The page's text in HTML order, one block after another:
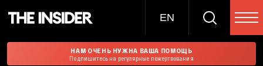
EN
НАМ ОЧЕНЬ НУЖНА ВАША ПОМОЩЬ
Подпишитесь на регулярные пожертвования